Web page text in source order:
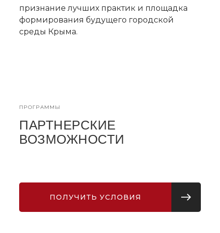
признание лучших практик и площадка
формирования будущего городской
среды Крыма.
ПРОГРАММЫ
ПАРТНЕРСКИЕ
ВОЗМОЖНОСТИ
ПОЛУЧИТЬ УСЛОВИЯ